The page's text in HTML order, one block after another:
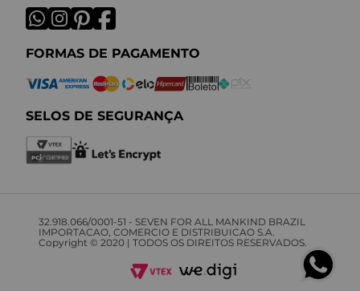
FORMAS DE PAGAMENTO
SELOS DE SEGURANÇA
32.918.066/0001-51 - SEVEN FOR ALL MANKIND BRAZIL
IMPORTACAO, COMERCIO E DISTRIBUICAO S.A.
Copyright © 2020 | TODOS OS DIREITOS RESERVADOS.